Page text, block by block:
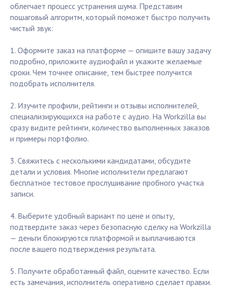
облегчает процесс устранения шума. Представим
пошаговый алгоритм, который поможет быстро получить
чистый звук:
1. Оформите заказ на платформе — опишите вашу задачу
подробно, приложите аудиофайл и укажите желаемые
сроки. Чем точнее описание, тем быстрее получится
подобрать исполнителя.
2. Изучите профили, рейтинги и отзывы исполнителей,
специализирующихся на работе с аудио. На Workzilla вы
сразу видите рейтинги, количество выполненных заказов
и примеры портфолио.
3. Свяжитесь с несколькими кандидатами, обсудите
детали и условия. Многие исполнители предлагают
бесплатное тестовое прослушивание пробного участка
записи.
4. Выберите удобный вариант по цене и опыту,
подтвердите заказ через безопасную сделку на Workzilla
— деньги блокируются платформой и выплачиваются
после вашего подтверждения результата.
5. Получите обработанный файл, оцените качество. Если
есть замечания, исполнитель оперативно сделает правки.